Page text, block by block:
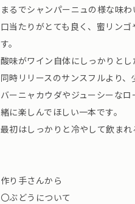
まるでシャンパーニュの様な味わ
口当たりがとても良く、蜜リン
す。
酸味がワイン自体にしっかりとし
同時リリースのサンスフルより
バーニャカウダやジューシーな
緒に楽しんでほしい一本です。
最初はしっかりと冷やして飲ま
作り手さんから
〇ぶどうについて